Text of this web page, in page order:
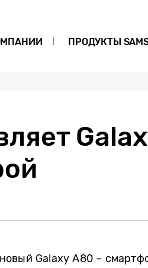
ПРОДУКТЫ
Galaxy A80 –